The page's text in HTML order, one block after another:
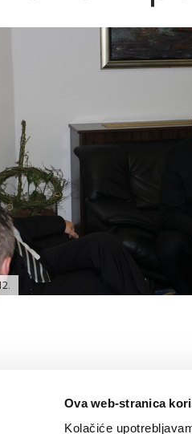
Ova web-stranica
Kolačiće